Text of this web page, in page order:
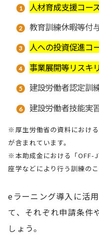
人材育成支援コース
教育訓練休暇等付
人への投資促進コ
事業展開等リスキ
建設労働者認定訓
建設労働者技能実
※厚生労働省の資料におけ
が含まれています。
※本助成金における「OFF-
座学などにより行う訓練のこ
eラーニング導入に活
て、それぞれ申請条件
しょう。